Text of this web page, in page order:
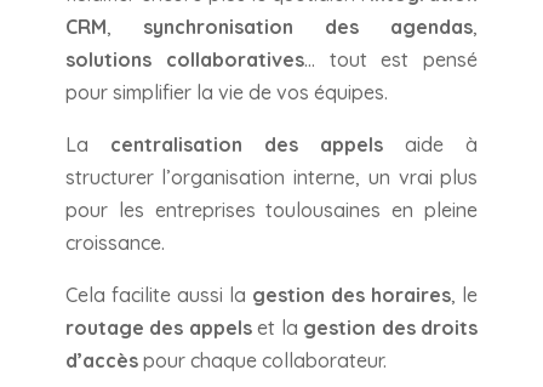
CRM, synchronisation des agendas,
solutions collaboratives… tout est pensé
pour simplifier la vie de vos équipes.
La centralisation des appels aide à
structurer l’organisation interne, un vrai plus
pour les entreprises toulousaines en pleine
croissance.
Cela facilite aussi la gestion des horaires, le
routage des appelset la gestion des droits
d’accèspour chaque collaborateur.